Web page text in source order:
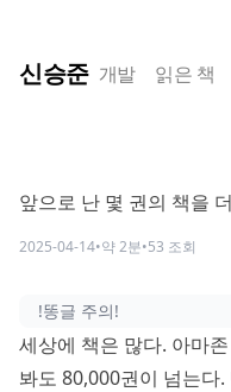
신승준 개발 읽은 책
앞으로 난 몇 권의 책을
2025-04-14•약2분•53 조회
!똥글 주의!
세상에 책은 많다. 아마
봐도 80,000권이 넘는다